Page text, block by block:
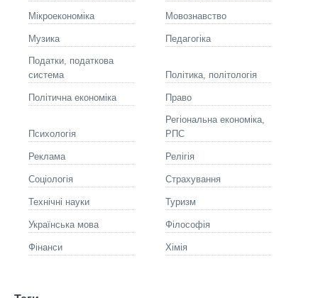
Мікроекономіка Мовознавство
Музика Педагогіка
Податки, податкова
система
Політика, політологія
Політична економіка Право
Психологія
Регіональна економіка,
РПС
Реклама Релігія
Соціологія Страхування
Технічні науки Туризм
Українська мова Філософія
Фінанси Хімія